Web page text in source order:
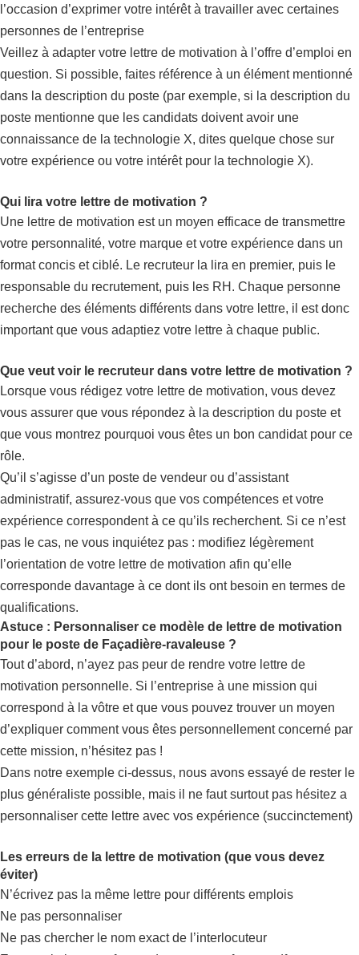
l’occasion d’exprimer votre intérêt à travailler avec certaines
personnes de l’entreprise
Veillez à adapter votre lettre de motivation à l’offre d’emploi en
question. Si possible, faites référence à un élément mentionné
dans la description du poste (par exemple, si la description du
poste mentionne que les candidats doivent avoir une
connaissance de la technologie X, dites quelque chose sur
votre expérience ou votre intérêt pour la technologie X).
Qui lira votre lettre de motivation ?
Une lettre de motivation est un moyen efficace de transmettre
votre personnalité, votre marque et votre expérience dans un
format concis et ciblé. Le recruteur la lira en premier, puis le
responsable du recrutement, puis les RH. Chaque personne
recherche des éléments différents dans votre lettre, il est donc
important que vous adaptiez votre lettre à chaque public.
Que veut voir le recruteur dans votre lettre de motivation ?
Lorsque vous rédigez votre lettre de motivation, vous devez
vous assurer que vous répondez à la description du poste et
que vous montrez pourquoi vous êtes un bon candidat pour ce
rôle.
Qu’il s’agisse d’un poste de vendeur ou d’assistant
administratif, assurez-vous que vos compétences et votre
expérience correspondent à ce qu’ils recherchent. Si ce n’est
pas le cas, ne vous inquiétez pas : modifiez légèrement
l’orientation de votre lettre de motivation afin qu’elle
corresponde davantage à ce dont ils ont besoin en termes de
qualifications.
Astuce : Personnaliser ce modèle de lettre de motivation
pour le poste de Façadière-ravaleuse ?
Tout d’abord, n’ayez pas peur de rendre votre lettre de
motivation personnelle. Si l’entreprise à une mission qui
correspond à la vôtre et que vous pouvez trouver un moyen
d’expliquer comment vous êtes personnellement concerné par
cette mission, n’hésitez pas !
Dans notre exemple ci-dessus, nous avons essayé de rester le
plus généraliste possible, mais il ne faut surtout pas hésitez a
personnaliser cette lettre avec vos expérience (succinctement)
Les erreurs de la lettre de motivation (que vous devez
éviter)
N’écrivez pas la même lettre pour différents emplois
Ne pas personnaliser
Ne pas chercher le nom exact de l’interlocuteur